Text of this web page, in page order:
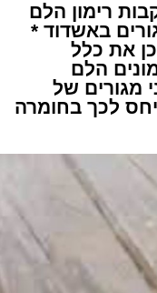
רימון הלם
באשדוד *
את כלל
הלם
מגורים של
לכך בחומרה